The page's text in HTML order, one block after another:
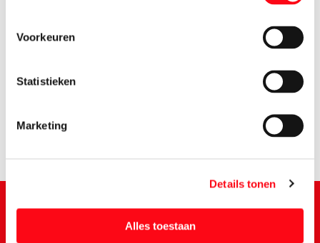
Voorkeuren
Statistieken
Marketing
Details tonen
Alles toestaan
6.49